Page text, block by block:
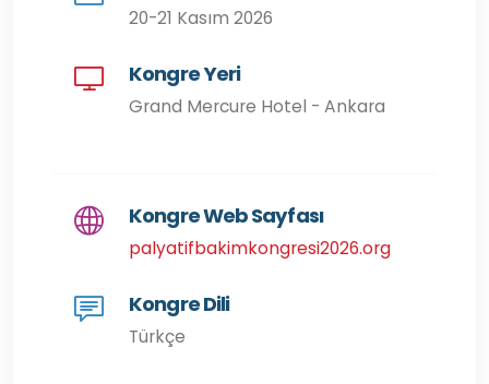
20-21 Kasım 2026
Kongre Yeri
Grand Mercure Hotel - Ankara
Kongre Web Sayfası
palyatifbakimkongresi2026.org
Kongre Dili
Türkçe